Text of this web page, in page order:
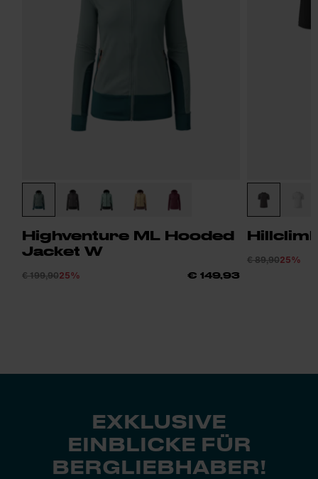
Highventure ML Hooded
Jacket W
€ 199,9025% € 149,93
€ 89,9025%
EXKLUSIVE
EINBLICKE FÜR
BERGLIEBHABER!